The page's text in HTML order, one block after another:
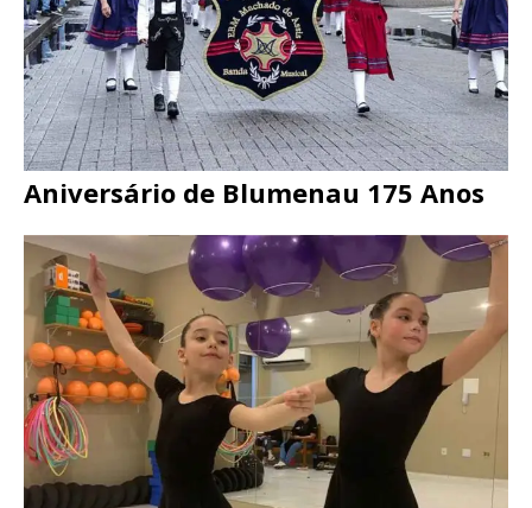
Aniversário de Blumenau 175 Anos